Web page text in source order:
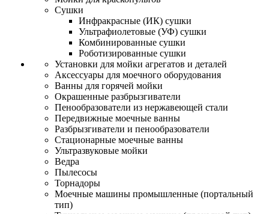
Сушки
Инфракрасные (ИК) сушки
Ультрафиолетовые (УФ) сушки
Комбинированные сушки
Роботизированные сушки
Установки для мойки агрегатов и деталей
Аксессуары для моечного оборудования
Ванны для горячей мойки
Окрашенные разбрызгиватели
Пенообразователи из нержавеющей стали
Передвижные моечные ванны
Разбрызгиватели и пенообразователи
Стационарные моечные ванны
Ультразвуковые мойки
Ведра
Пылесосы
Торнадоры
Моечные машины промышленные (портальный
тип)